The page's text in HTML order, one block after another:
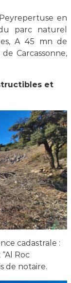
en
parc naturel
A 45 mn de
Carcassonne,
et
cadastrale :
Roc
de notaire.